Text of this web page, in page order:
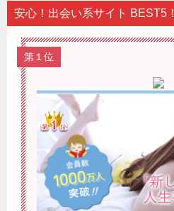
安心！出会い系サイト BEST5！
第１位